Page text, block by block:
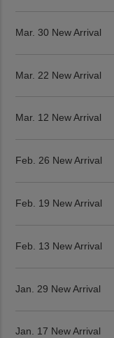
Mar. 30 New Arrival
Mar. 22 New Arrival
Mar. 12 New Arrival
Feb. 26 New Arrival
Feb. 19 New Arrival
Feb. 13 New Arrival
Jan. 29 New Arrival
Jan. 17 New Arrival